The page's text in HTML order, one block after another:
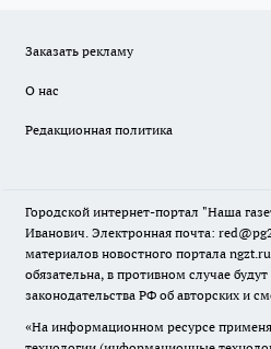
Заказать рекламу
О нас
Редакционная политика
Городской интернет-портал "Наша
Иванович. Электронная почта:
материалов новостного портала
обязательна, в противном случае
законодательства РФ об авторских и
«На информационном ресурсе